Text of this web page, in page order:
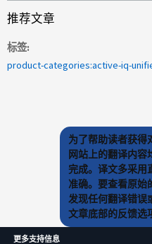
推荐文章
标签
product-categories:active-iq-
为了帮助读者获得
网站上的翻译内容
完成。译文多采用
准确。要查看原始
发现任何翻译错误
文章底部的反馈选
更多支持信息